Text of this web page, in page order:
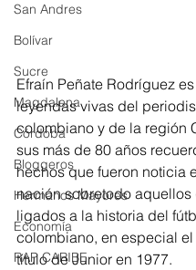
San Andres
Bolívar
Sucre
Magdalena
Córdoba
Bloggeros
Hermanos Mayores
Economía
RAP CARIBE
Efraín Peñate Rodríguez
leyendas vivas del
colombiano y de la región
sus más de 80 años
hechos que fueron noticia
nación sobretodo aquellos
ligados a la historia del
colombiano, en especial
título de Junior en 1977.